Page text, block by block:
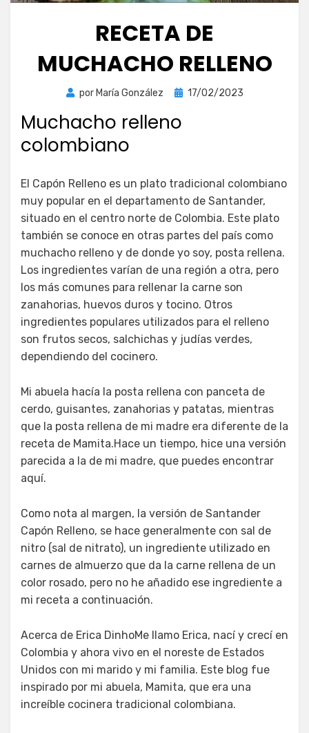
RECETA DE
MUCHACHO RELLENO
por María González
Publicada
17/02/2023
Muchacho relleno
colombiano
El Capón Relleno es un plato tradicional colombiano
muy popular en el departamento de Santander,
situado en el centro norte de Colombia. Este plato
también se conoce en otras partes del país como
muchacho relleno y de donde yo soy, posta rellena.
Los ingredientes varían de una región a otra, pero
los más comunes para rellenar la carne son
zanahorias, huevos duros y tocino. Otros
ingredientes populares utilizados para el relleno
son frutos secos, salchichas y judías verdes,
dependiendo del cocinero.
Mi abuela hacía la posta rellena con panceta de
cerdo, guisantes, zanahorias y patatas, mientras
que la posta rellena de mi madre era diferente de la
receta de Mamita.Hace un tiempo, hice una versión
parecida a la de mi madre, que puedes encontrar
aquí.
Como nota al margen, la versión de Santander
Capón Relleno, se hace generalmente con sal de
nitro (sal de nitrato), un ingrediente utilizado en
carnes de almuerzo que da la carne rellena de un
color rosado, pero no he añadido ese ingrediente a
mi receta a continuación.
Acerca de Erica DinhoMe llamo Erica, nací y crecí en
Colombia y ahora vivo en el noreste de Estados
Unidos con mi marido y mi familia. Este blog fue
inspirado por mi abuela, Mamita, que era una
increíble cocinera tradicional colombiana.